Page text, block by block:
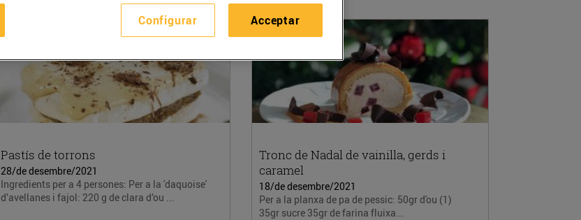
Pastís de torrons
28/de desembre/2021
Ingredients per a 4 persones: Per a la 'daquoise'
d’avellanes i fajol: 220 g de clara d’ou ...
Tronc de Nadal de vainilla, gerds i
caramel
18/de desembre/2021
Per a la planxa de pa de pessic: 50gr d'ou (1)
35gr sucre 35gr de farina fluixa...
Configurar Acceptar